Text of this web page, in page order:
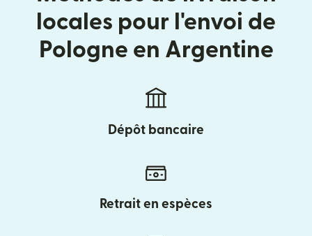
locales pour l'envoi de
Pologne en Argentine
Dépôt bancaire
Retrait en espèces